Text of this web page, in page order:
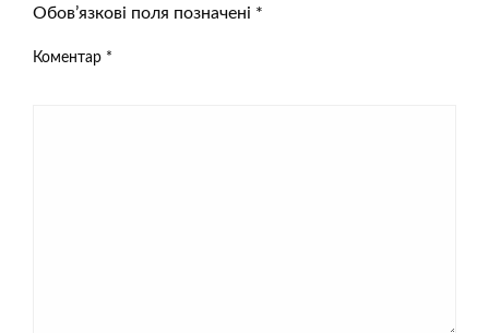
Обов’язкові поля позначені *
Коментар *